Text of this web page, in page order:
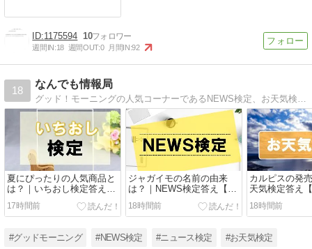
1175594 10
週間IN:18 週間OUT:0 月間IN:92
18
なんでも情報局
グッド！モーニングの人気コーナーであるNEWS検定、お天気検定、エンタメ検定、ことば検定を追っています。
夏にぴったりの人気商品と
は？｜いちおし検定答え
【リアルタイム】
17時間前
ジャガイモの名前の由来
は？｜NEWS検定答え【リ
アルタイム】
18時間前
カルピスの発
天気検定答え
ム】
18時間前
#グッドモーニング #NEWS検定 #ニュース検定 #お天気検定